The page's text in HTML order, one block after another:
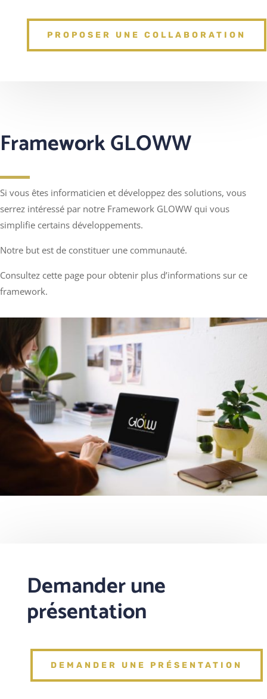
PROPOSER UNE COLLABORATION
Framework GLOWW
Si vous êtes informaticien et développez des solutions, vous
serrez intéressé par notre Framework GLOWW qui vous
simplifie certains développements.
Notre but est de constituer une communauté.
Consultez cette page pour obtenir plus d’informations sur ce
framework.
Demander une
présentation
DEMANDER UNE PRÉSENTATION